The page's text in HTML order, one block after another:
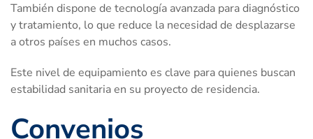
También dispone de tecnología avanzada para diagnóstico
y tratamiento, lo que reduce la necesidad de desplazarse
a otros países en muchos casos.
Este nivel de equipamiento es clave para quienes buscan
estabilidad sanitaria en su proyecto de residencia.
Convenios